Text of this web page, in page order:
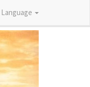
Language